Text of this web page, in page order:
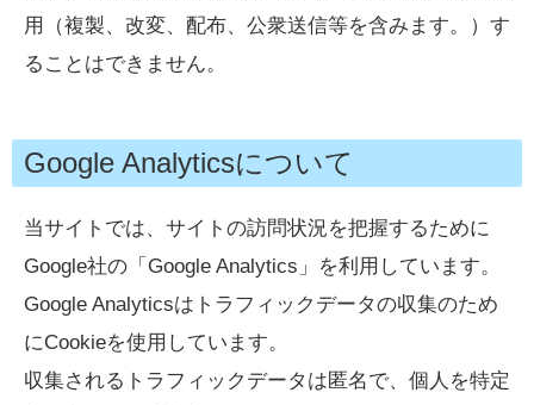
用（複製、改変、配布、公衆送信等を含みます。）す
ることはできません。
Google Analyticsについて
当サイトでは、サイトの訪問状況を把握するために
Google社の「Google Analytics」を利用しています。
Google Analyticsはトラフィックデータの収集のため
にCookieを使用しています。
収集されるトラフィックデータは匿名で、個人を特定